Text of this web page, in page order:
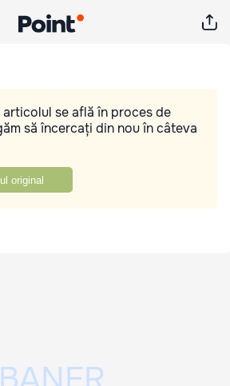
se află în proces de
să încercați din nou în câteva
original